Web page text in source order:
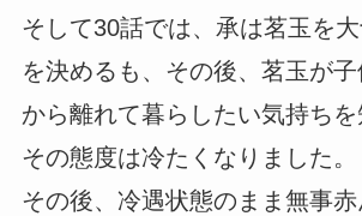
そして30話では、承は茗玉を
を決めるも、その後、茗玉が
から離れて暮らしたい気持ち
その態度は冷たくなりました。
その後、冷遇状態のまま無事